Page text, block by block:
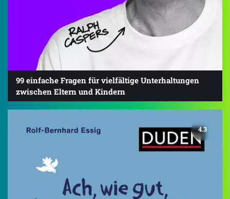
99 einfache Fragen für vielfältige Unterhaltungen
zwischen Eltern und Kindern
4.3